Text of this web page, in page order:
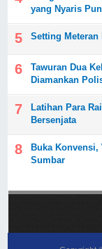
yang Nyaris
Setting
Tawuran Dua
Diamankan
Latihan Para
Bersenjata
Buka
Sumbar